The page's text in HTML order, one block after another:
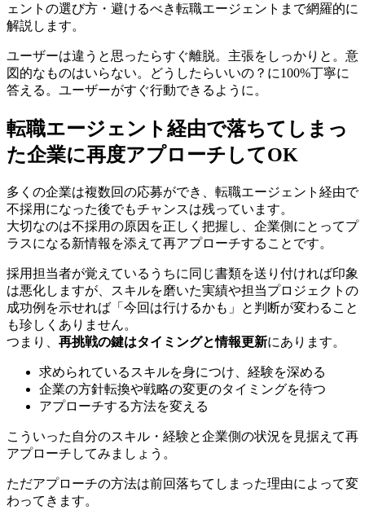
ェントの選び方・避けるべき転職エージェントまで網羅的に
解説します。
ユーザーは違うと思ったらすぐ離脱。主張をしっかりと。意
図的なものはいらない。どうしたらいいの？に100%丁寧に
答える。ユーザーがすぐ行動できるように。
転職エージェント経由で落ちてしまっ
た企業に再度アプローチしてOK
多くの企業は複数回の応募ができ、転職エージェント経由で
不採用になった後でもチャンスは残っています。
大切なのは不採用の原因を正しく把握し、企業側にとってプ
ラスになる新情報を添えて再アプローチすることです。
採用担当者が覚えているうちに同じ書類を送り付ければ印象
は悪化しますが、スキルを磨いた実績や担当プロジェクトの
成功例を示せれば「今回は行けるかも」と判断が変わること
も珍しくありません。
つまり、 再挑戦の鍵はタイミングと情報更新にあります。
求められているスキルを身につけ、経験を深める
企業の方針転換や戦略の変更のタイミングを待つ
アプローチする方法を変える
こういった自分のスキル・経験と企業側の状況を見据えて再
アプローチしてみましょう。
ただアプローチの方法は前回落ちてしまった理由によって変
わってきます。